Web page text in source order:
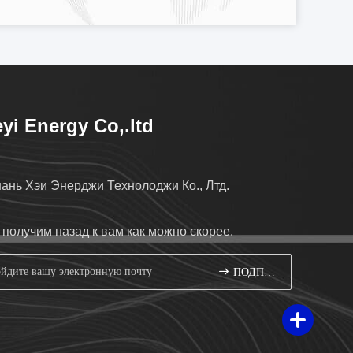
Energy Co,.ltd
Хэи Энерджи Технолоджи Ко., Лтд.
назад к вам как можно скорее.
ПОДПИШИТЕ ВВЕРХ